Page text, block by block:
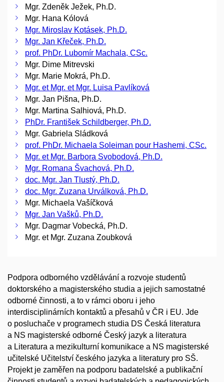
Mgr. Zdeněk Ježek, Ph.D.
Mgr. Hana Kólová
Mgr. Miroslav Kotásek, Ph.D.
Mgr. Jan Křeček, Ph.D.
prof. PhDr. Lubomír Machala, CSc.
Mgr. Dime Mitrevski
Mgr. Marie Mokrá, Ph.D.
Mgr. et Mgr. et Mgr. Luisa Pavlíková
Mgr. Jan Pišna, Ph.D.
Mgr. Martina Salhiová, Ph.D.
PhDr. František Schildberger, Ph.D.
Mgr. Gabriela Sládková
prof. PhDr. Michaela Soleiman pour Hashemi, CSc.
Mgr. et Mgr. Barbora Svobodová, Ph.D.
Mgr. Romana Švachová, Ph.D.
doc. Mgr. Jan Tlustý, Ph.D.
doc. Mgr. Zuzana Urválková, Ph.D.
Mgr. Michaela Vašíčková
Mgr. Jan Vašků, Ph.D.
Mgr. Dagmar Vobecká, Ph.D.
Mgr. et Mgr. Zuzana Zoubková
Podpora odborného vzdělávání a rozvoje studentů
doktorského a magisterského studia a jejich samostatné
odborné činnosti, a to v rámci oboru i jeho
interdisciplinárních kontaktů a přesahů v ČR i EU. Jde
o posluchače v programech studia DS Česká literatura
a NS magisterské odborné Český jazyk a literatura
a Literatura a mezikulturní komunikace a NS magisterské
učitelské Učitelství českého jazyka a literatury pro SŠ.
Projekt je zaměřen na podporu badatelské a publikační